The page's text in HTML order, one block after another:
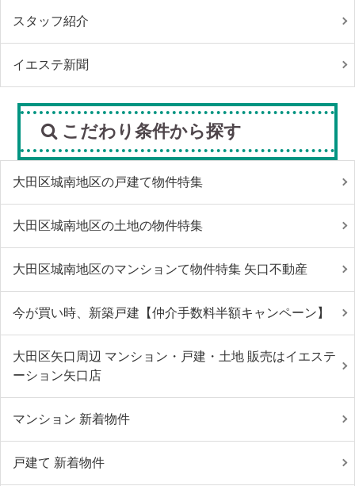
スタッフ紹介
イエステ新聞
こだわり条件から探す
大田区城南地区の戸建て物件特集
大田区城南地区の土地の物件特集
大田区城南地区のマンションて物件特集 矢口不動産
今が買い時、新築戸建【仲介手数料半額キャンペーン】
大田区矢口周辺 マンション・戸建・土地 販売はイエステ
ーション矢口店
マンション 新着物件
戸建て 新着物件